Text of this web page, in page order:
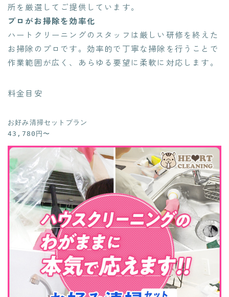
所を厳選してご提供しています。
プロがお掃除を効率化
ハートクリーニングのスタッフは厳しい研修を終えた
お掃除のプロです。効率的で丁寧な掃除を行うことで
作業範囲が広く、あらゆる要望に柔軟に対応します。
料金目安
お好み清掃セットプラン
43,780円〜